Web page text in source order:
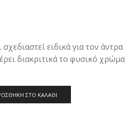
ειδικά για τον άντρα
διακριτικά το φυσικό χρώμα
ΣΤΟ ΚΑΛΆΘΙ